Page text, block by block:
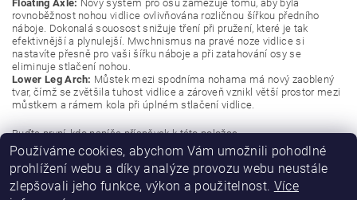
Floating Axle: Nový systém pro osu zamezuje tomu, aby byla
rovnoběžnost nohou vidlice ovlivňována rozličnou šířkou předního
náboje. Dokonalá souosost snižuje tření při pružení, které je tak
efektivnější a plynulejší. Mwchnismus na pravé noze vidlice si
nastavíte přesně pro vaši šířku náboje a při zatahování osy se
eliminuje stlačení nohou.
Lower Leg Arch: Můstek mezi spodníma nohama má nový zaoblený
tvar, čímž se zvětšila tuhost vidlice a zároveň vznikl větší prostor mezi
můstkem a rámem kola při úplném stlačení vidlice.
Buďte první, kdo napíše příspěvek k této položce.
Přidat komentář
Používáme cookies, abychom Vám umožnili pohodlné
prohlížení webu a díky analýze provozu webu neustále
zlepšovali jeho funkce, výkon a použitelnost. Více